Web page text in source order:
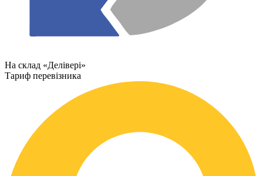
На склад «Делівері»
Тариф перевізника